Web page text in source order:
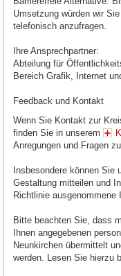
Umsetzung würden wir
telefonisch anzufragen.
Ihre Ansprechpartner:
Abteilung für
Bereich Grafik, Internet
Feedback und Kontakt
Wenn Sie Kontakt zur
finden Sie in unserem
Anregungen und Fragen
Insbesondere können Sie
Gestaltung mitteilen und
Richtlinie ausgenommene
Bitte beachten Sie, dass
Ihnen angegebenen
Neunkirchen übermittelt
werden. Lesen Sie hierzu